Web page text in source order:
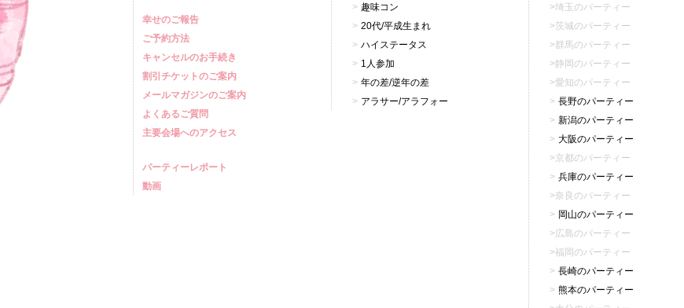
幸せのご報告
ご予約方法
キャンセルのお手続き
割引チケットのご案内
メールマガジンのご案内
よくあるご質問
主要会場へのアクセス
パーティーレポート
動画
趣味コン
20代/平成生まれ
ハイステータス
1人参加
年の差/逆年の差
アラサー/アラフォー
埼玉のパーティー
茨城のパーティー
群馬のパーティー
静岡のパーティー
愛知のパーティー
長野のパーティー
新潟のパーティー
大阪のパーティー
京都のパーティー
兵庫のパーティー
奈良のパーティー
岡山のパーティー
広島のパーティー
福岡のパーティー
長崎のパーティー
熊本のパーティー